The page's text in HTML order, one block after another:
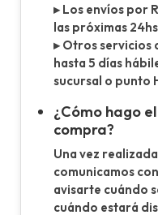
▸ Los envíos por
las próximas
▸ Otros servicios
hasta 5 días
sucursal o punto
¿Cómo hago
compra?
Una vez
comunicamos
avisarte cuándo
cuándo estará